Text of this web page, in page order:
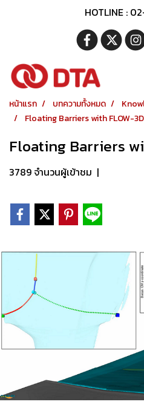
HOTLINE :
หน้าแรก บทความทั้งหมด
Floating Barriers with FLOW-3D
Floating Barriers
3789 จำนวนผู้เข้าชม |